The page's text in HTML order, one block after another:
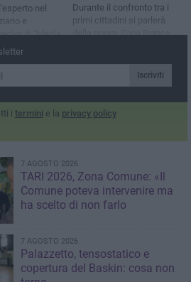
nel
e
di "Media
società del
Durante il confronto tra i
primi cittadini si parlerà
della nuova Zona Franca
Iscriviti
i termini e la privacy policy
7 AGOSTO 2026
TARI 2026, Zona Comune: «Il
Comune poteva intervenire ma
ha scelto di non farlo
7 AGOSTO 2026
Palazzetto, tensostatico e
copertura del Baskin: cosa non